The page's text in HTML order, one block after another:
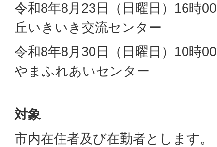
令和8年8月23日（日曜日）16時
丘いきいき交流センター
令和8年8月30日（日曜日）10時
やまふれあいセンター
対象
市内在住者及び在勤者とします。